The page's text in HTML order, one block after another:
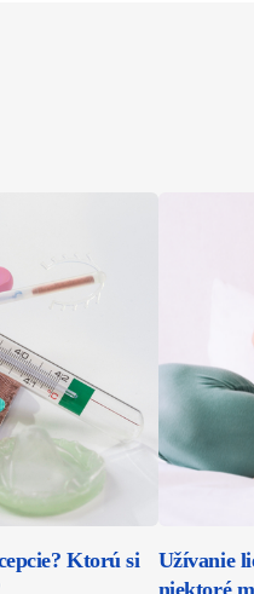
Ktorú si
Užívanie